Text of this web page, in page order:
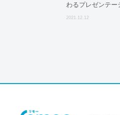
わるプレゼンテー
トとテクニック
2021.12.12